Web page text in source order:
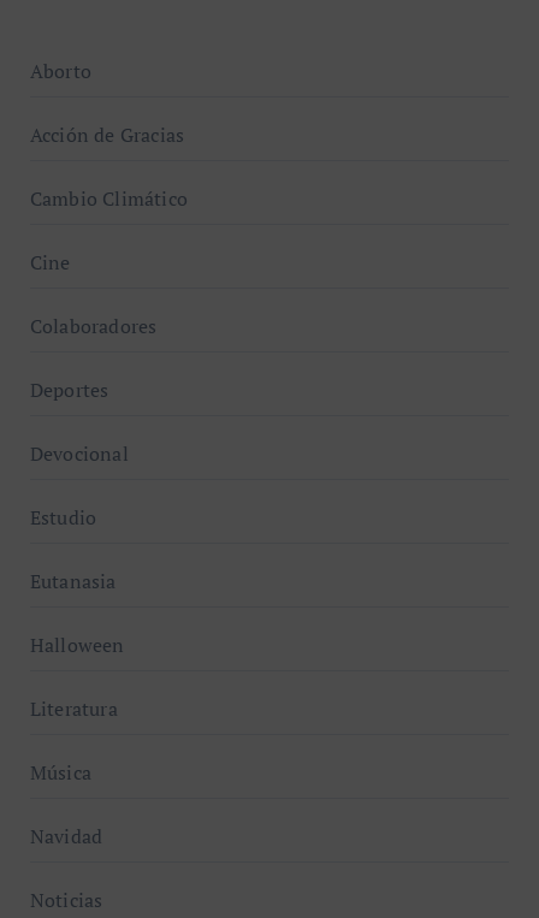
Aborto
Acción de Gracias
Cambio Climático
Cine
Colaboradores
Deportes
Devocional
Estudio
Eutanasia
Halloween
Literatura
Música
Navidad
Noticias